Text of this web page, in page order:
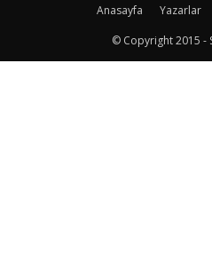
Anasayfa Yazarlar
© Copyright 2015 -